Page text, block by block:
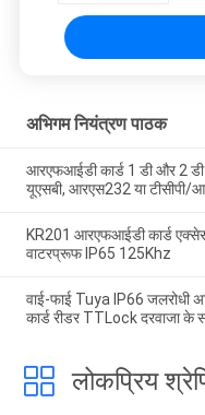
अभिगम नियंत्रण पाठक
आरएफआईडी कार्ड 1 डी और 2
यूएसबी, आरएस232 या टीसीपी/
KR201 आरएफआईडी कार्ड
वाटरप्रूफ IP65 125Khz
वाई-फाई Tuya IP66 जलरोधी
कार्ड रीडर TTLock दरवाजा
लोकप्रिय